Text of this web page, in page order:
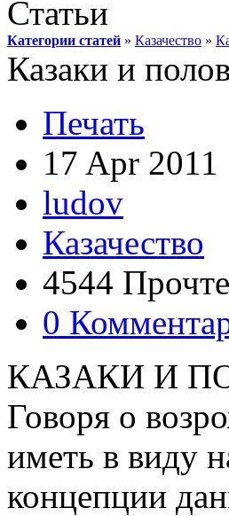
Статьи
Категории статей » Казачество »
Казаки и
Печать
17 Apr 2011
ludov
Казачество
4544
0
КАЗАКИ И
Говоря о
иметь в виду
концепции